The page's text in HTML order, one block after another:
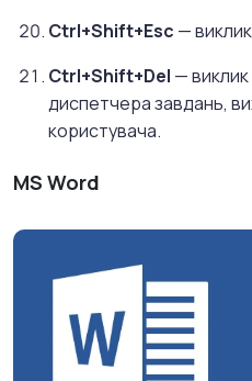
Ctrl+Shift+Esc —
Ctrl+Shift+Del —
диспетчера завдань,
користувача.
MS Word